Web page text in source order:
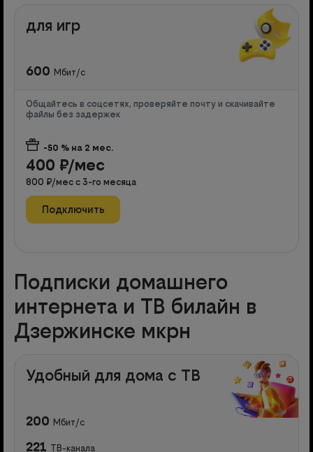
для игр
600 Мбит/с
Общайтесь в соцсетях, проверяйте почту и скачивайте
файлы без задержек
-50 % на 2 мес.
400 ₽/мес
800 ₽/мес с 3-го месяца
Подключить
Подписки домашнего
интернета и ТВ билайн в
Дзержинске мкрн
Удобный для дома с ТВ
200 Мбит/с
221 ТВ-канала